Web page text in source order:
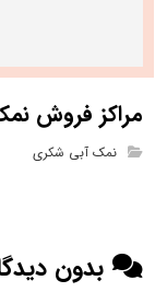
مراکز فروش
نمک آبی شکری
بدون